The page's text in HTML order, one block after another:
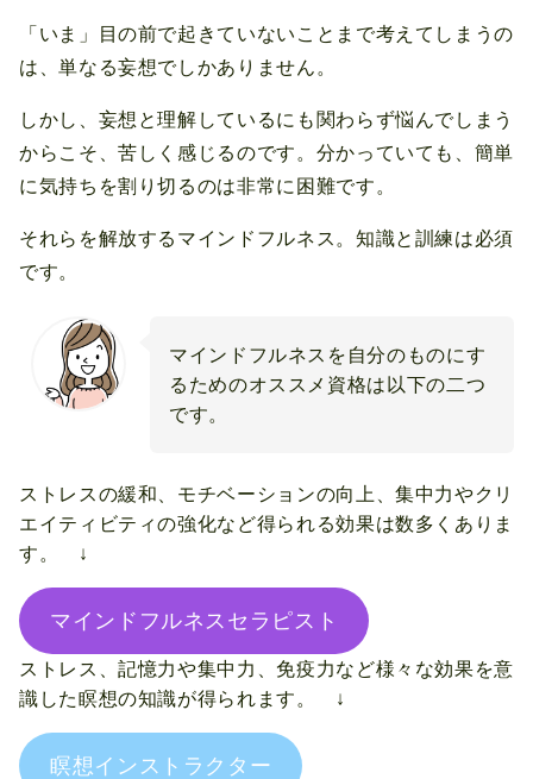
「いま」目の前で起きていないことまで考えてしまうの
は、単なる妄想でしかありません。
しかし、妄想と理解しているにも関わらず悩んでしまう
からこそ、苦しく感じるのです。分かっていても、簡単
に気持ちを割り切るのは非常に困難です。
それらを解放するマインドフルネス。知識と訓練は必須
です。
マインドフルネスを自分のものにす
るためのオススメ資格は以下の二つ
です。
ストレスの緩和、モチベーションの向上、集中力やクリ
エイティビティの強化など得られる効果は数多くありま
す。 ↓
マインドフルネスセラピスト
ストレス、記憶力や集中力、免疫力など様々な効果を意
識した瞑想の知識が得られます。 ↓
瞑想インストラクター